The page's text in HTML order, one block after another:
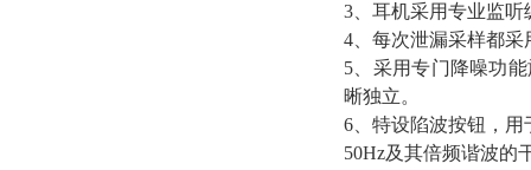
3、耳机采用专业监
4、每次泄漏采样都
5、采用专门降噪功
晰独立。
6、特设陷波按钮，
50Hz及其倍频谐波的